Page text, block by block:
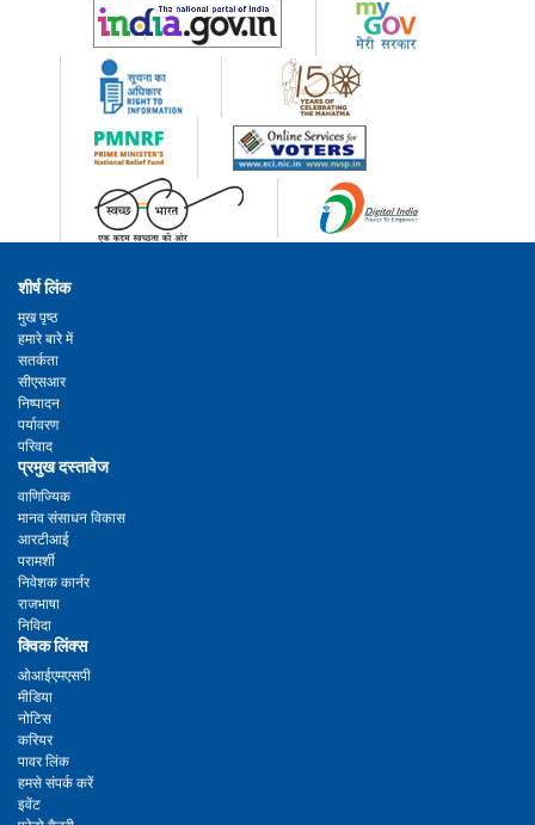
शीर्ष लिंक
मुख पृष्ठ
हमारे बारे में
सतर्कता
सीएसआर
निष्पादन
पर्यावरण
परिवाद
प्रमुख दस्तावेज
वाणिज्यिक
मानव संसाधन विकास
आरटीआई
परामर्शी
निवेशक कार्नर
राजभाषा
निविदा
क्विक लिंक्स
ओआईएमएसपी
मीडिया
नोटिस
करियर
पावर लिंक
हमसे संपर्क करें
इवेंट